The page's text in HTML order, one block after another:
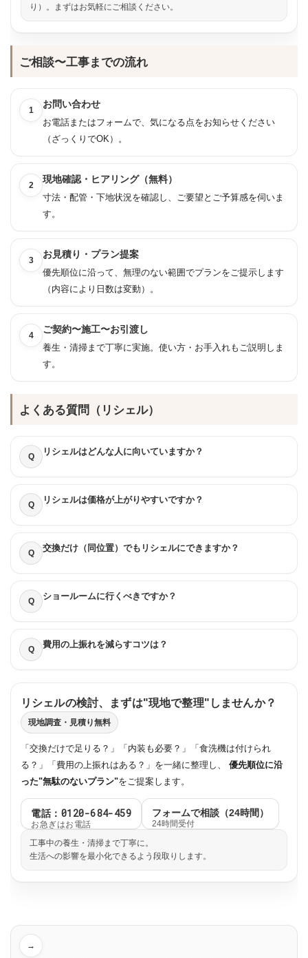
り）。まずはお気軽にご相談ください。
ご相談〜工事までの流れ
1
お問い合わせ
お電話またはフォームで、気になる点をお知らせください
（ざっくりでOK）。
2
現地確認・ヒアリング（無料）
寸法・配管・下地状況を確認し、ご要望とご予算感を伺いま
す。
3
お見積り・プラン提案
優先順位に沿って、無理のない範囲でプランをご提示します
（内容により日数は変動）。
4
ご契約〜施工〜お引渡し
養生・清掃まで丁寧に実施。使い方・お手入れもご説明しま
す。
よくある質問（リシェル）
Q リシェルはどんな人に向いていますか？
Q リシェルは価格が上がりやすいですか？
Q 交換だけ（同位置）でもリシェルにできますか？
Q ショールームに行くべきですか？
Q 費用の上振れを減らすコツは？
リシェルの検討、まずは"現地で整理"しませんか？
現地調査・見積り無料
「交換だけで足りる？」「内装も必要？」「食洗機は付けられ
る？」「費用の上振れはある？」を一緒に整理し、 優先順位に沿
った"無駄のないプラン"をご提案します。
電話：0120-684-459
お急ぎはお電話
フォームで相談（24時間）
24時間受付
工事中の養生・清掃まで丁寧に。
生活への影響を最小化できるよう段取りします。
→